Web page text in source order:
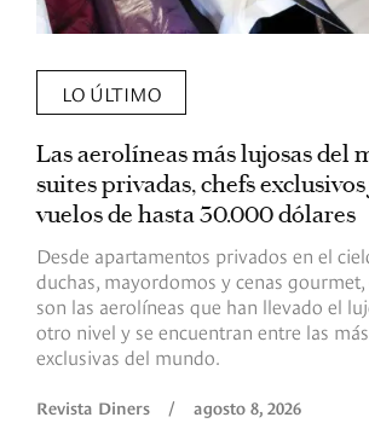
LO ÚLTIMO
Las aerolíneas más lujosas del
suites privadas, chefs exclusivos
vuelos de hasta 30.000 dólares
Desde apartamentos privados en el
duchas, mayordomos y cenas gourmet,
son las aerolíneas que han llevado el
otro nivel y se encuentran entre las más
exclusivas del mundo.
Revista Diners / agosto 8, 2026